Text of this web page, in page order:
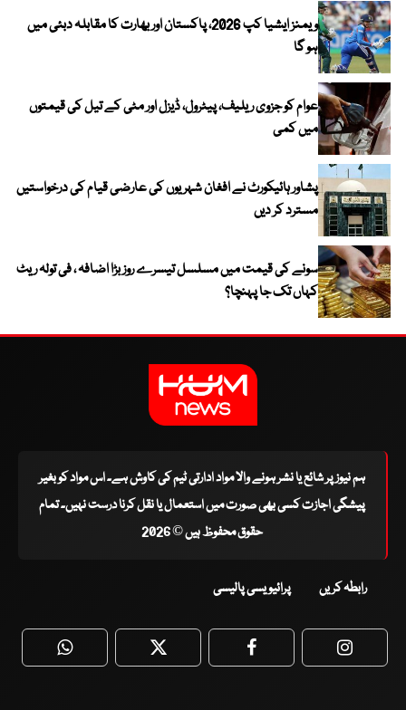
ویمنز ایشیا کپ 2026، پاکستان اور بھارت کا مقابلہ دبئی میں
ہو گا
عوام کو جزوی ریلیف، پیٹرول، ڈیزل اور مٹی کے تیل کی قیمتوں
میں کمی
پشاور ہائیکورٹ نے افغان شہریوں کی عارضی قیام کی درخواستیں
مسترد کر دیں
سونے کی قیمت میں مسلسل تیسرے روز بڑا اضافہ ، فی تولہ ریٹ
کہاں تک جا پہنچا؟
ہم نیوز پر شائع یا نشر ہونے والا مواد ادارتی ٹیم کی کاوش ہے۔ اس مواد کو بغیر
پیشگی اجازت کسی بھی صورت میں استعمال یا نقل کرنا درست نہیں۔ تمام
حقوق محفوظ ہیں © 2026
رابطہ کریں پرائیویسی پالیسی
WhatsApp Twitter Facebook